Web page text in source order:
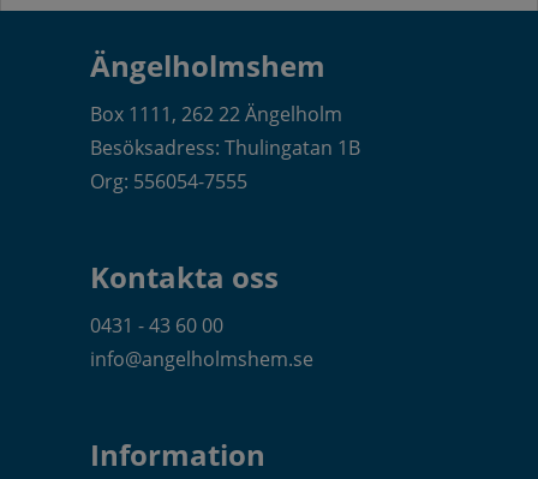
Ängelholmshem
Box 1111, 262 22 Ängelholm
Besöksadress: Thulingatan 1B
Org: 556054-7555
Kontakta oss
0431 - 43 60 00
info@angelholmshem.se
Information